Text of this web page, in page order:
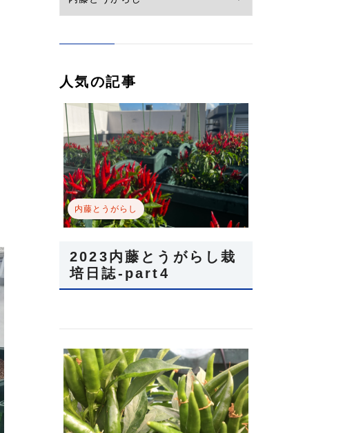
人気の記事
内藤とうがらし
2023内藤とうがらし栽
培日誌-part4